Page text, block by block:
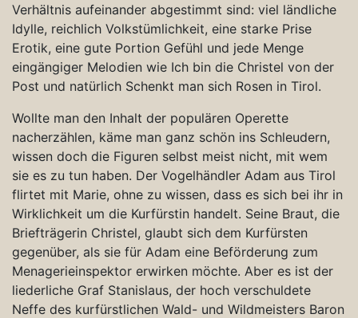
Verhältnis aufeinander abgestimmt sind: viel ländliche
Idylle, reichlich Volkstümlichkeit, eine starke Prise
Erotik, eine gute Portion Gefühl und jede Menge
eingängiger Melodien wie Ich bin die Christel von der
Post und natürlich Schenkt man sich Rosen in Tirol.
Wollte man den Inhalt der populären Operette
nacherzählen, käme man ganz schön ins Schleudern,
wissen doch die Figuren selbst meist nicht, mit wem
sie es zu tun haben. Der Vogelhändler Adam aus Tirol
flirtet mit Marie, ohne zu wissen, dass es sich bei ihr in
Wirklichkeit um die Kurfürstin handelt. Seine Braut, die
Briefträgerin Christel, glaubt sich dem Kurfürsten
gegenüber, als sie für Adam eine Beförderung zum
Menagerieinspektor erwirken möchte. Aber es ist der
liederliche Graf Stanislaus, der hoch verschuldete
Neffe des kurfürstlichen Wald- und Wildmeisters Baron